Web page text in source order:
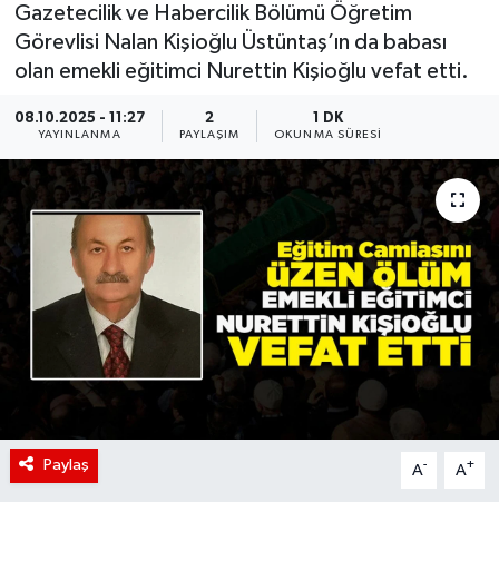
Gazetecilik ve Habercilik Bölümü Öğretim
Görevlisi Nalan Kişioğlu Üstüntaş’ın da babası
olan emekli eğitimci Nurettin Kişioğlu vefat etti.
08.10.2025 - 11:27
YAYINLANMA
2
PAYLAŞIM
1 DK
OKUNMA SÜRESI
Paylaş A- A+